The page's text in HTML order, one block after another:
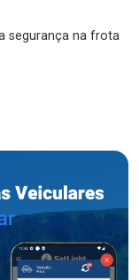
segurança na frota